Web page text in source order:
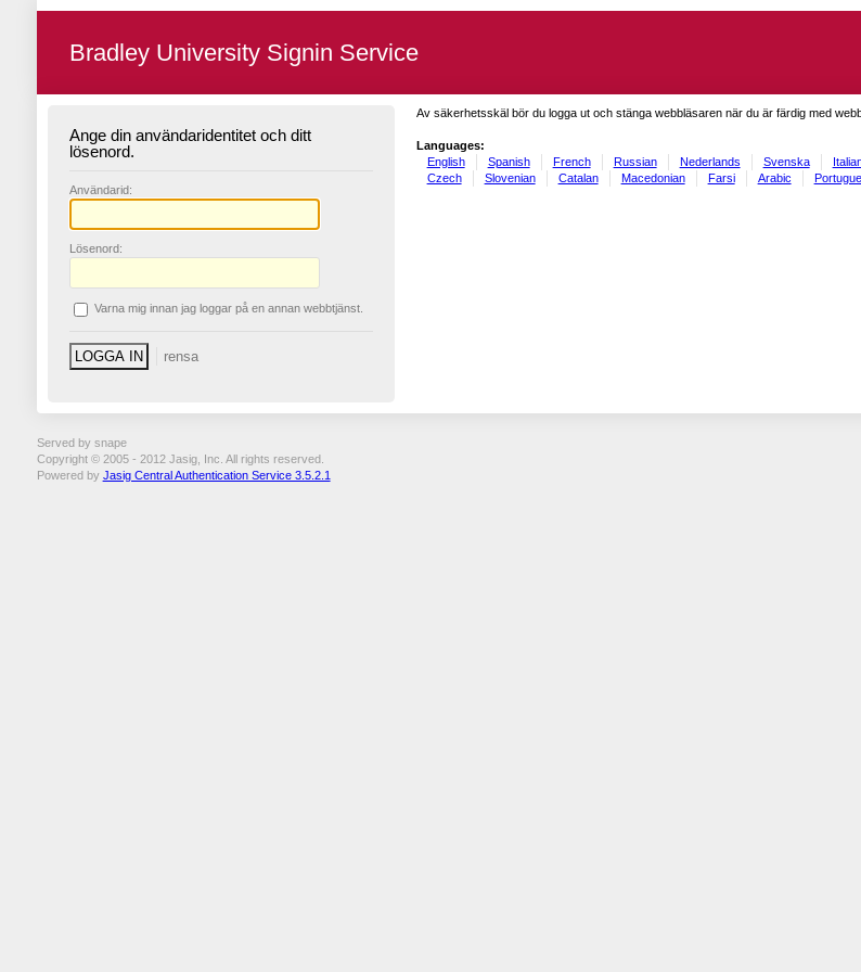
Bradley University Signin Service
Ange din användaridentitet och ditt
lösenord.
Användarid:
L ösenord:
Varna mig innan jag loggar på en annan webbtjänst.
Av säkerhetsskäl bör du logga ut och stänga webbläsaren när du är färdig med
Languages:
English
Spanish French Russian Nederlands Svenska
Czech
Slovenian Catalan Macedonian Farsi Arabic
Served by snape
Copyright © 2005 - 2012 Jasig, Inc. All rights reserved.
Powered by Jasig Central Authentication Service 3.5.2.1